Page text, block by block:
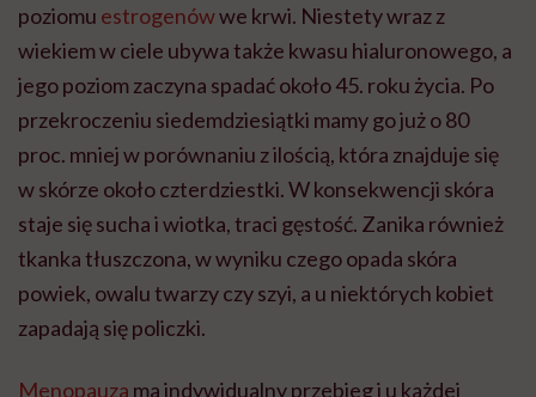
poziomu estrogenówwe krwi. Niestety wraz z
wiekiem w ciele ubywa także kwasu hialuronowego, a
jego poziom zaczyna spadać około 45. roku życia. Po
przekroczeniu siedemdziesiątki mamy go już o 80
proc. mniej w porównaniu z ilością, która znajduje się
w skórze około czterdziestki. W konsekwencji skóra
staje się sucha i wiotka, traci gęstość. Zanika również
tkanka tłuszczona, w wyniku czego opada skóra
powiek, owalu twarzy czy szyi, a u niektórych kobiet
zapadają się policzki.
Menopauza ma indywidualny przebieg i u każdej